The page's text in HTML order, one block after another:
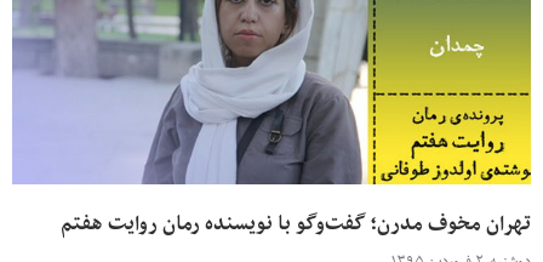
تهران مخوف مدرن؛ گفت‌وگو با نویسنده‌ رمان روایت هفتم